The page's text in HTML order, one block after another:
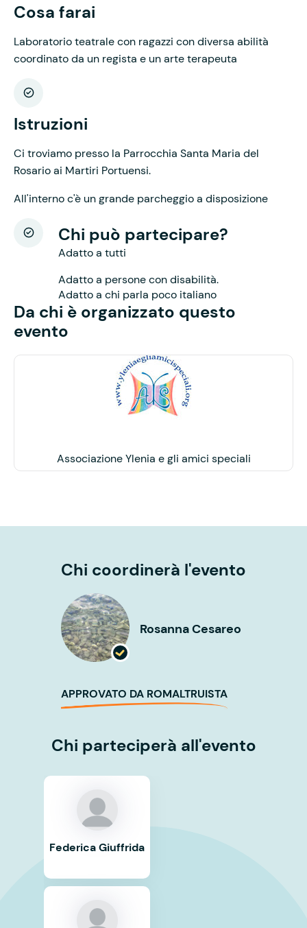
Cosa farai
Laboratorio teatrale con ragazzi con diversa abilità
coordinato da un regista e un arte terapeuta
Istruzioni
Ci troviamo presso la Parrocchia Santa Maria del
Rosario ai Martiri Portuensi.
All'interno c'è un grande parcheggio a disposizione
Chi può partecipare?
Adatto a tutti
Adatto a persone con disabilità.
Adatto a chi parla poco italiano
Da chi è organizzato questo
evento
Associazione Ylenia e gli amici speciali
Chi coordinerà l'evento
Rosanna Cesareo
APPROVATO DA ROMALTRUISTA
Chi parteciperà all'evento
Federica Giuffrida